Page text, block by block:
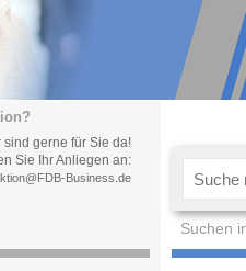
sind gerne für Sie da!
Sie Ihr Anliegen an:
Business.de
Suchen